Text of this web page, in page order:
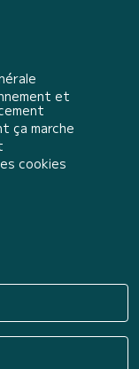
et
ça marche
cookies